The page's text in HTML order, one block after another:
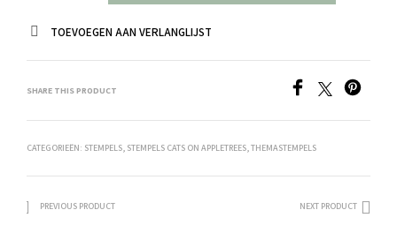
TOEVOEGEN AAN VERLANGLIJST
SHARE THIS PRODUCT
CATEGORIEËN: STEMPELS, STEMPELS CATS ON APPLETREES,THEMASTEMPELS
PREVIOUS PRODUCT NEXT PRODUCT